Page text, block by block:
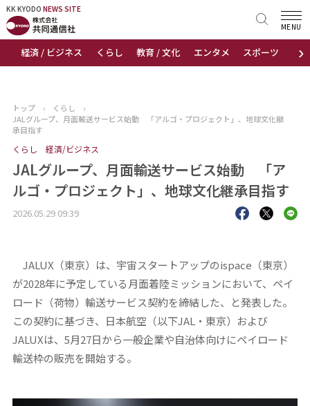
KK KYODO NEWS SITE
›
経済 / ビジネス くらし 教育 / 文化 エンタメ スポーツ 地域
MENU
KK KYODONEWS SITE
トップページ
ニュース
おすすめコンテンツ
出版物
トップ › くらし
›
JALグループ、月面輸送サービス始動 「アルゴ・プロジェクト」、地球文化継
承目指す
くらし 経済/ビジネス
JALグループ、月面輸送サービス始動 「ア
ルゴ・プロジェクト」、地球文化継承目指す
2026.05.29 09:39
JALUX（東京）は、宇宙スタートアップのispace（東京）
が2028年に予定している月面着陸ミッションにおいて、ペイ
ロード（荷物）輸送サービス契約を締結した、と発表した。
この契約に基づき、日本航空（以下JAL・東京）および
JALUXは、5月27日から一般企業や自治体向けにペイロード
輸送枠の販売を開始する。